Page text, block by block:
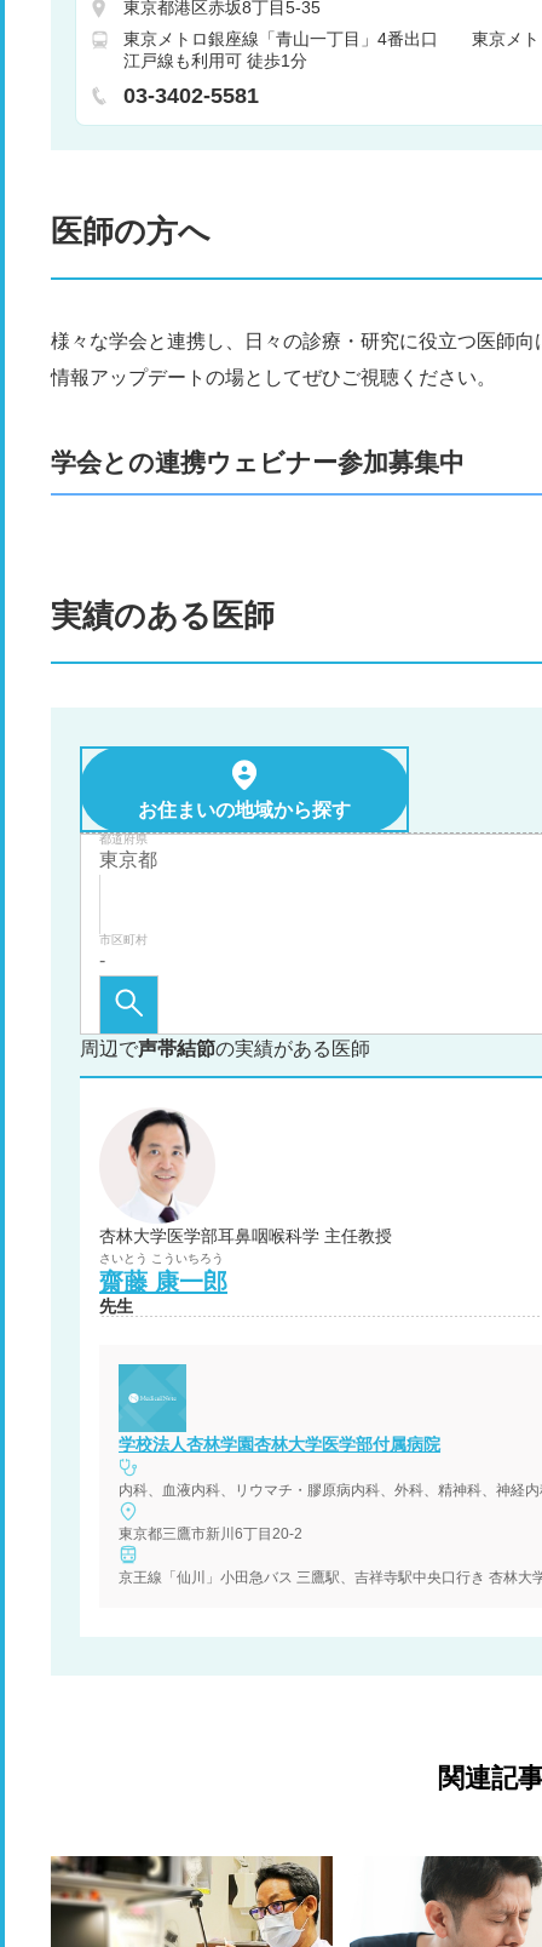
内科
外科 脳神経外科
放射線科
東京都港区赤坂8丁目5-35
東京メトロ銀座線「青山一丁目」4番出口 東京メト
江戸線も利用可 徒歩1分
03-3402-5581
医師の方へ
様々な学会と連携し、日々の診療・研究に役立つ医師
情報アップデートの場としてぜひご視聴ください。
学会との連携ウェビナー参加募集中
実績のある医師
お住まいの地域から探す
都道府県
市区町村
周辺で声帯結節の実績がある医師
杏林大学医学部耳鼻咽喉科学 主任教授
さいとう こういちろう
齋藤 康一郎
先生
学校法人杏林学園杏林大学医学部付属病院
東京都三鷹市新川6丁目20-2
関連記